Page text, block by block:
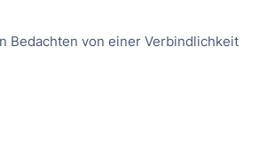
Bedachten von einer Verbindlichkeit